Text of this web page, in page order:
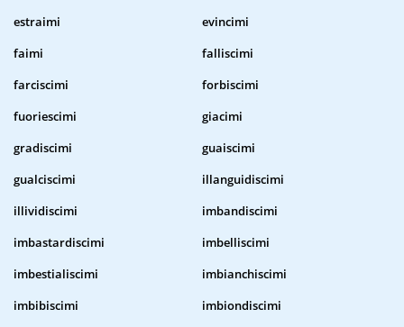
estraimi
evincimi
faimi
falliscimi
farciscimi
forbiscimi
fuoriescimi
giacimi
gradiscimi
guaiscimi
gualciscimi
illanguidiscimi
illividiscimi
imbandiscimi
imbastardiscimi
imbelliscimi
imbestialiscimi
imbianchiscimi
imbibiscimi
imbiondiscimi